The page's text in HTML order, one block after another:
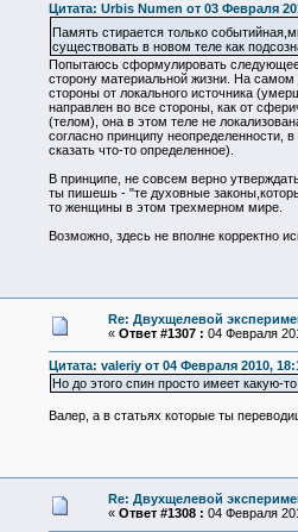
Цитата: Urbis Numen от 03 Февраля
Память стирается только
существовать в новом теле как
Попытаюсь сформулировать следующее
сторону материальной жизни. На самом
стороны от локального источника
направлен во все стороны, как от
(телом), она в этом теле не
согласно принципу неопределенности,
сказать что-то определенное).
В принципе, не совсем верно
ты пишешь - "те духовные
то женщины в этом трехмерном мире.
Возможно, здесь не вполне корректно
Re: Двухщелевой
« Ответ #1307 : 04 Февраля
Цитата: valeriy от 04 Февраля 2010,
Но до этого спин просто имеет какую-
Валер, а в статьях которые ты
Re: Двухщелевой
« Ответ #1308 : 04 Февраля